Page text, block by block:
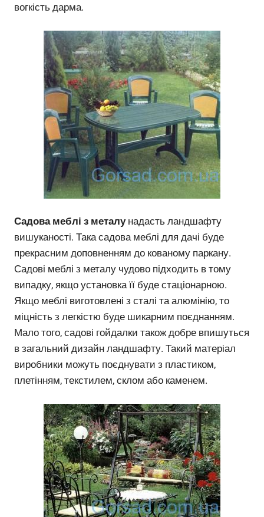
вогкість дарма.
Садова меблі з металунадасть ландшафту
вишуканості. Така садова меблі для дачі буде
прекрасним доповненням до кованому паркану.
Садові меблі з металу чудово підходить в тому
випадку, якщо установка її буде стаціонарною.
Якщо меблі виготовлені з сталі та алюмінію, то
міцність з легкістю буде шикарним поєднанням.
Мало того, садові гойдалки також добре впишуться
в загальний дизайн ландшафту. Такий матеріал
виробники можуть поєднувати з пластиком,
плетінням, текстилем, склом або каменем.